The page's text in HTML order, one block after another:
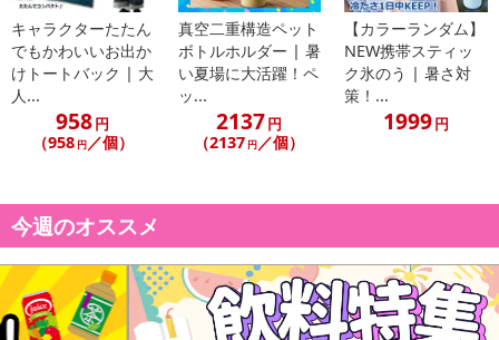
※こちらの商品については商品の発送完了後、
配送伝票番号がマイページに表示されない場合もございます。予
めご了承ください。
発送日カレンダー
キャラクターたたん
でもかわいいお出か
けトートバック | 大
人...
958円
（958 円／個）
真空二重構造ペット
ボトルホルダー | 暑
い夏場に大活躍！ペ
ッ...
2137円
（2137 円／個）
【カラーランダム】
NEW携帯スティッ
ク氷のう | 暑さ対
策！...
1999円
今週のオススメ